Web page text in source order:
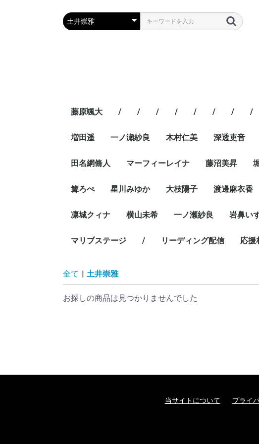
藤原颯大 / / / / / / / /
増田遥 一ノ瀬紗良 木村仁美 深透吏音
田名網脩人 マーフィーレイナ 藤沼美昇
篝ろぺ 星川みゆか 大枝陽子 渡邊麻衣香
凛城クィナ 横山未希 一ノ瀬紗良 岩鼻い
マリブステージ / リーディング配信 応援
全て | 土井崇雅
お探しの商品は見つかりませんでした
当サイトについて プライ